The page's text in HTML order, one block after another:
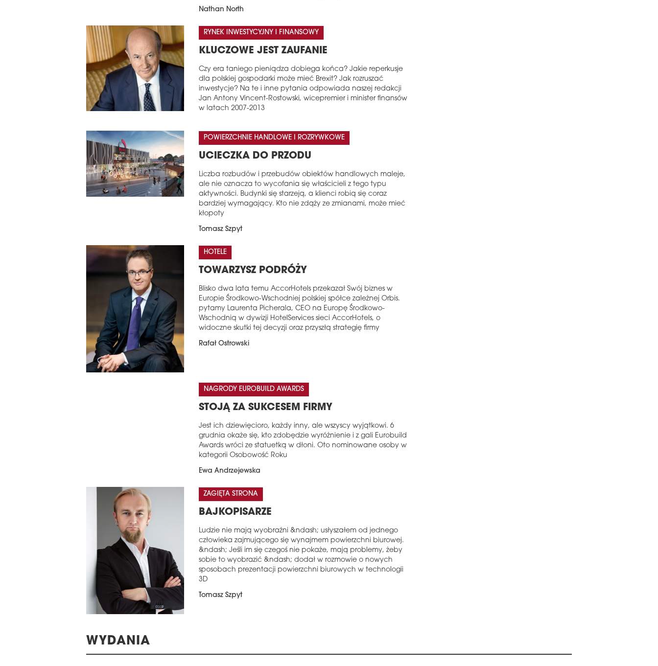
Nathan North
RYNEK INWESTYCYJNY I FINANSOWY
KLUCZOWE JEST ZAUFANIE
Czy era taniego pieniądza dobiega końca? Jakie reperkusje
dla polskiej gospodarki może mieć Brexit? Jak rozruszać
inwestycje? Na te i inne pytania odpowiada naszej redakcji
Jan Antony Vincent-Rostowski, wicepremier i minister finansów
w latach 2007-2013
POWIERZCHNIE HANDLOWE I ROZRYWKOWE
UCIECZKA DO PRZODU
Liczba rozbudów i przebudów obiektów handlowych maleje,
ale nie oznacza to wycofania się właścicieli z tego typu
aktywności. Budynki się starzeją, a klienci robią się coraz
bardziej wymagający. Kto nie zdąży ze zmianami, może mieć
kłopoty
Tomasz Szpyt
HOTELE
TOWARZYSZ PODRÓŻY
Blisko dwa lata temu AccorHotels przekazał Swój biznes w
Europie Środkowo-Wschodniej polskiej spółce zależnej Orbis.
pytamy Laurenta Picherala, CEO na Europę Środkowo-
Wschodnią w dywizji HotelServices sieci AccorHotels, o
widoczne skutki tej decyzji oraz przyszłą strategię firmy
Rafał Ostrowski
NAGRODY EUROBUILD AWARDS
STOJĄ ZA SUKCESEM FIRMY
Jest ich dziewięcioro, każdy inny, ale wszyscy wyjątkowi. 6
grudnia okaże się, kto zdobędzie wyróżnienie i z gali Eurobuild
Awards wróci ze statuetką w dłoni. Oto nominowane osoby w
kategorii Osobowość Roku
Ewa Andrzejewska
ZAGIĘTA STRONA
BAJKOPISARZE
Ludzie nie mają wyobraźni &ndash; usłyszałem od jednego
człowieka zajmującego się wynajmem powierzchni biurowej.
&ndash; Jeśli im się czegoś nie pokaże, mają problemy, żeby
sobie to wyobrazić &ndash; dodał w rozmowie o nowych
sposobach prezentacji powierzchni biurowych w technologii
3D
Tomasz Szpyt
WYDANIA